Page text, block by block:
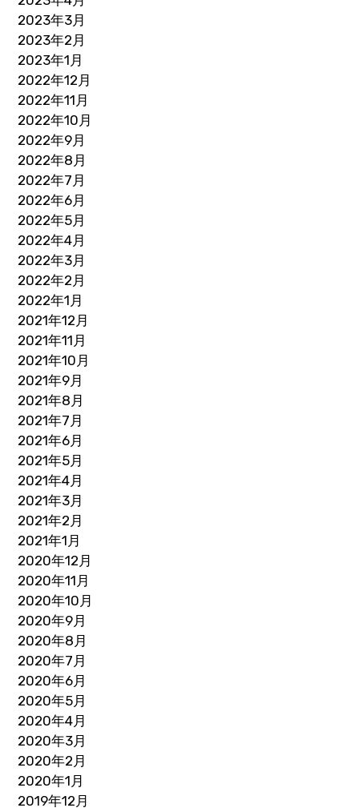
2023年3月
2023年2月
2023年1月
2022年12月
2022年11月
2022年10月
2022年9月
2022年8月
2022年7月
2022年6月
2022年5月
2022年4月
2022年3月
2022年2月
2022年1月
2021年12月
2021年11月
2021年10月
2021年9月
2021年8月
2021年7月
2021年6月
2021年5月
2021年4月
2021年3月
2021年2月
2021年1月
2020年12月
2020年11月
2020年10月
2020年9月
2020年8月
2020年7月
2020年6月
2020年5月
2020年4月
2020年3月
2020年2月
2020年1月
2019年12月